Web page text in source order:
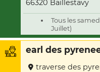
66320 Baillestavy
Tous les
Juillet)
earl des
traverse des